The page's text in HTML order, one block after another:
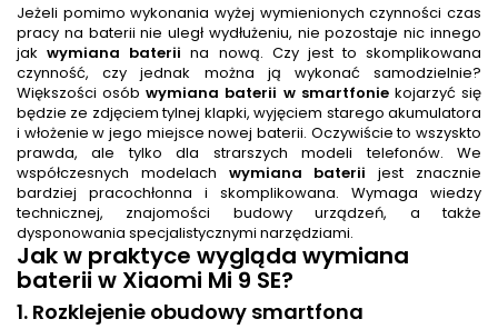
Jeżeli pomimo wykonania wyżej wymienionych czynności czas
pracy na baterii nie uległ wydłużeniu, nie pozostaje nic innego
jakwymiana baterii na nową. Czy jest to skomplikowana
czynność, czy jednak można ją wykonać samodzielnie?
Większości osóbwymiana baterii w smartfoniekojarzyć się
będzie ze zdjęciem tylnej klapki, wyjęciem starego akumulatora
i włożenie w jego miejsce nowej baterii. Oczywiście to wszyskto
prawda, ale tylko dla strarszych modeli telefonów. We
współczesnych modelach wymiana baterii jest znacznie
bardziej pracochłonna i skomplikowana. Wymaga wiedzy
technicznej, znajomości budowy urządzeń, a także
dysponowania specjalistycznymi narzędziami.
Jak w praktyce wygląda wymiana
baterii w Xiaomi Mi 9 SE?
1. Rozklejenie obudowy smartfona